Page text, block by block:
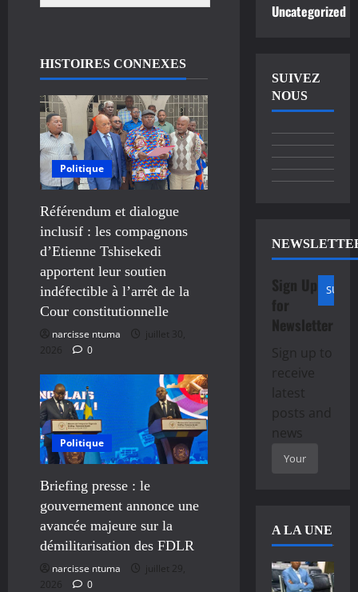
HISTOIRES CONNEXES
Politique
Référendum et dialogue
inclusif : les compagnons
d’Etienne Tshisekedi
apportent leur soutien
indéfectible à l’arrêt de la
Cour constitutionnelle
narcisse ntuma
juillet 30,
2026
0
Politique
Briefing presse : le
gouvernement annonce une
avancée majeure sur la
démilitarisation des FDLR
narcisse ntuma
juillet 29,
2026
0
Uncategorized
SUIVEZ
NOUS
Sign Up
for
Newsletter
Sign up to
receive
latest
posts and
news
A LA UNE